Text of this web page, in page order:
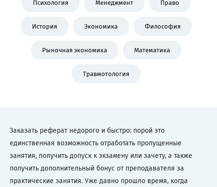
Психология Менеджмент Право
История Экономика Философия
Рыночная экономика Математика
Травмотология
Заказать реферат недорого и быстро: порой это
единственная возможность отработать пропущенные
занятия, получить допуск к экзамену или зачету, а также
получить дополнительный бонус от преподавателя за
практические занятия. Уже давно прошло время, когда